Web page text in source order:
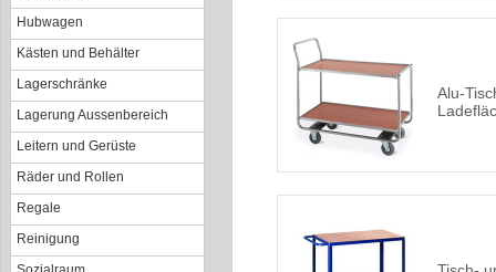
Hubwagen
Kästen und Behälter
Lagerschränke
Lagerung Aussenbereich
Leitern und Gerüste
Räder und Rollen
Regale
Reinigung
Alu-